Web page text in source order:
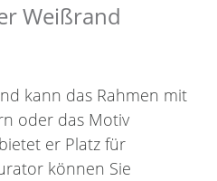
Weißrand
kann das Rahmen mit
oder das Motiv
er Platz für
können Sie